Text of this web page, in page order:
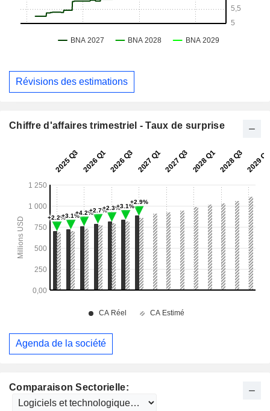
Comparaison Sectorielle:
Révisions des estimations
Chiffre d'affaires trimestriel - Taux de surprise
Agenda de la société